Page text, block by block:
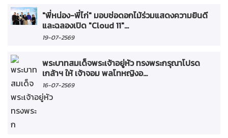
"พี่หน่อง-พี่ไก่" มอบช่อดอกไม้ร่วมแสดงความยินดี
และฉลองเปิด "Cloud 11"...
19-07-2569
พระบาทสมเด็จพระเจ้าอยู่หัว ทรงพระกรุณาโปรด
เกล้าฯ ให้ เจ้าจอม พลโทหญิงอ...
16-07-2569